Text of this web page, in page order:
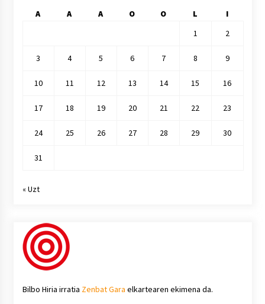
A A A O O L
I
1
2
3 4 5 6 7 8 9
10 11 12 13 14 15 16
17 18 19 20 21 22 23
24 25 26 27 28 29 30
31
« Uzt
Bilbo Hiria irratia Zenbat Gara elkartearen ekimena da.